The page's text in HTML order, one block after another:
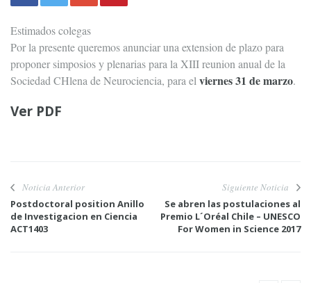
Estimados colegas
Por la presente queremos anunciar una extension de plazo para
proponer simposios y plenarias para la XIII reunion anual de la
Sociedad CHlena de Neurociencia, para el viernes 31 de marzo.
Ver PDF
Noticia Anterior
Postdoctoral position Anillo
de Investigacion en Ciencia
ACT1403
Siguiente Noticia
Se abren las postulaciones al
Premio L´Oréal Chile – UNESCO
For Women in Science 2017